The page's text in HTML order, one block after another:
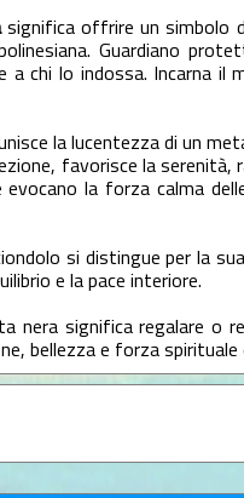
significa offrire un simbolo
Guardiano
chi lo indossa. Incarna il
la lucentezza di un
favorisce la serenità,
la forza calma
si distingue per la
e la pace interiore.
nera significa regalare o
bellezza e forza spirituale